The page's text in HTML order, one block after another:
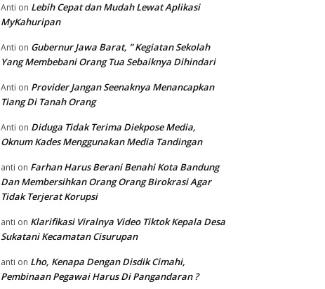
Anti on Lebih Cepat dan Mudah Lewat Aplikasi
MyKahuripan
Anti on Gubernur Jawa Barat, ” Kegiatan Sekolah
Yang Membebani Orang Tua Sebaiknya Dihindari
Anti on Provider Jangan Seenaknya Menancapkan
Tiang Di Tanah Orang
Anti on Diduga Tidak Terima Diekpose Media,
Oknum Kades Menggunakan Media Tandingan
anti on Farhan Harus Berani Benahi Kota Bandung
Dan Membersihkan Orang Orang Birokrasi Agar
Tidak Terjerat Korupsi
anti on Klarifikasi Viralnya Video Tiktok Kepala Desa
Sukatani Kecamatan Cisurupan
anti on Lho, Kenapa Dengan Disdik Cimahi,
Pembinaan Pegawai Harus Di Pangandaran ?